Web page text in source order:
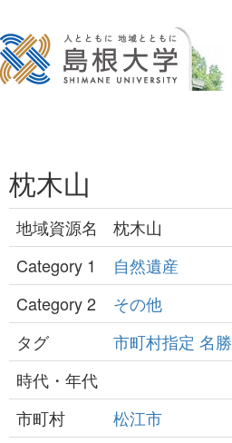
枕木山
地域資源名
枕木山
Category 1
自然遺産
Category 2
その他
タグ
市町村指定 名勝
時代・年代
市町村
松江市